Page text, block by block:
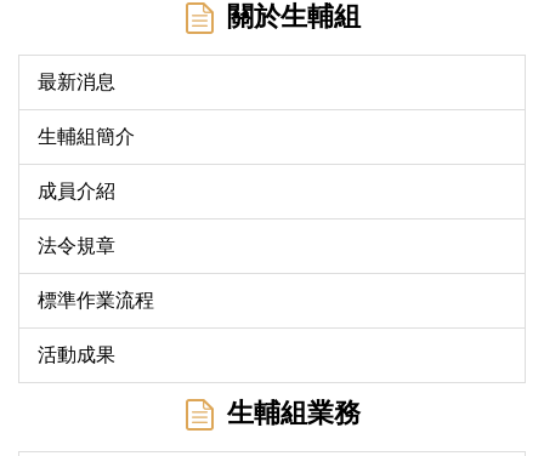
關於生輔組
最新消息
生輔組簡介
成員介紹
法令規章
標準作業流程
活動成果
生輔組業務